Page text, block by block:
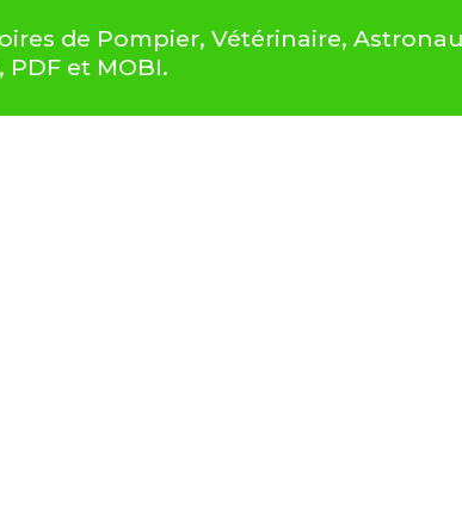
de Pompier, Vétérinaire,
et MOBI.